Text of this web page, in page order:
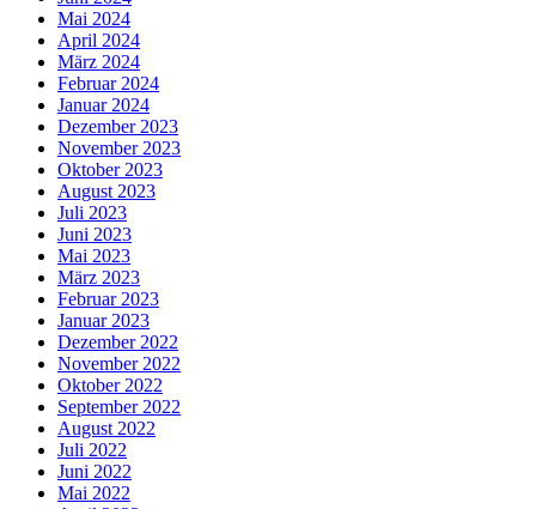
Mai 2024
April 2024
März 2024
Februar 2024
Januar 2024
Dezember 2023
November 2023
Oktober 2023
August 2023
Juli 2023
Juni 2023
Mai 2023
März 2023
Februar 2023
Januar 2023
Dezember 2022
November 2022
Oktober 2022
September 2022
August 2022
Juli 2022
Juni 2022
Mai 2022